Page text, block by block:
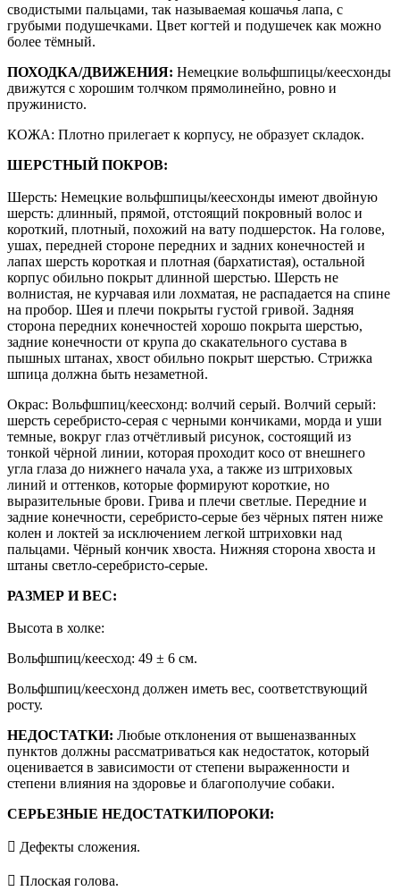
сводистыми пальцами, так называемая кошачья лапа, с
грубыми подушечками. Цвет когтей и подушечек как можно
более тёмный.
ПОХОДКА/ДВИЖЕНИЯ: Немецкие вольфшпицы/кеесхонды
движутся с хорошим толчком прямолинейно, ровно и
пружинисто.
КОЖА: Плотно прилегает к корпусу, не образует складок.
ШЕРСТНЫЙ ПОКРОВ:
Шерсть: Немецкие вольфшпицы/кеесхонды имеют двойную
шерсть: длинный, прямой, отстоящий покровный волос и
короткий, плотный, похожий на вату подшерсток. На голове,
ушах, передней стороне передних и задних конечностей и
лапах шерсть короткая и плотная (бархатистая), остальной
корпус обильно покрыт длинной шерстью. Шерсть не
волнистая, не курчавая или лохматая, не распадается на спине
на пробор. Шея и плечи покрыты густой гривой. Задняя
сторона передних конечностей хорошо покрыта шерстью,
задние конечности от крупа до скакательного сустава в
пышных штанах, хвост обильно покрыт шерстью. Стрижка
шпица должна быть незаметной.
Окрас: Вольфшпиц/кеесхонд: волчий серый. Волчий серый:
шерсть серебристо-серая с черными кончиками, морда и уши
темные, вокруг глаз отчётливый рисунок, состоящий из
тонкой чёрной линии, которая проходит косо от внешнего
угла глаза до нижнего начала уха, а также из штриховых
линий и оттенков, которые формируют короткие, но
выразительные брови. Грива и плечи светлые. Передние и
задние конечности, серебристо-серые без чёрных пятен ниже
колен и локтей за исключением легкой штриховки над
пальцами. Чёрный кончик хвоста. Нижняя сторона хвоста и
штаны светло-серебристо-серые.
РАЗМЕР И ВЕС:
Высота в холке:
Вольфшпиц/кеесход: 49 ± 6 cм.
Вольфшпиц/кеесхонд должен иметь вес, соответствующий
росту.
НЕДОСТАТКИ: Любые отклонения от вышеназванных
пунктов должны рассматриваться как недостаток, который
оценивается в зависимости от степени выраженности и
степени влияния на здоровье и благополучие собаки.
СЕРЬЕЗНЫЕ НЕДОСТАТКИ/ПОРОКИ:
 Дефекты сложения.
 Плоская голова.